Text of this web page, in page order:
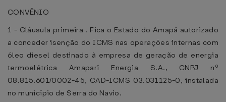
CONVÊNIO
1 - Cláusula primeira . Fica o Estado do Amapá autorizado
a conceder isenção do ICMS nas operações internas com
óleo diesel destinado à empresa de geração de energia
termoelétrica Amaparí Energia S.A., CNPJ nº
08.815.601/0002-45, CAD-ICMS 03.031125-0, instalada
no município de Serra do Navio.